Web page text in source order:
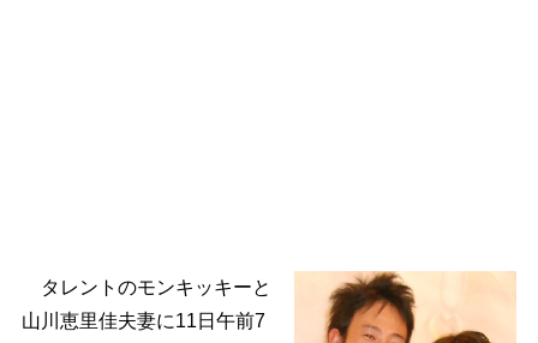
タレントのモンキッキーと
山川恵里佳夫妻に11日午前7